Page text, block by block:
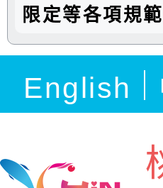
限定等各項規
English